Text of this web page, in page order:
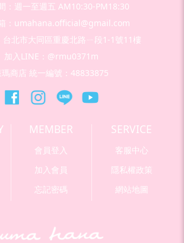
：週一至週五 AM10:30-PM18:30
：umahana.official@gmail.com
台北市大同區重慶北路ㄧ段1-1號11樓
加入LINE：@rmu0371m
瑪商店 統一編號：48833875
MEMBER
會員登入
加入會員
忘記密碼
SERVICE
客服中心
隱私權政策
網站地圖